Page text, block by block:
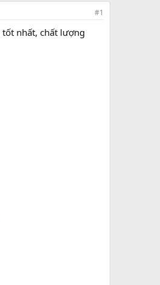
#1
nhất, chất lượng